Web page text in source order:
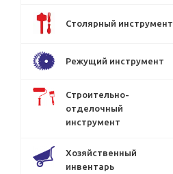
Столярный инструмент
Режущий инструмент
Строительно-
отделочный
инструмент
Хозяйственный
инвентарь